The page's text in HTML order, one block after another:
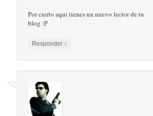
Por cierto aqui tienes un nuevo lector de tu
blog :P
Responder ↓